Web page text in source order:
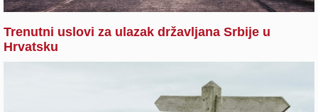
Trenutni uslovi za ulazak državljana Srbije u
Hrvatsku